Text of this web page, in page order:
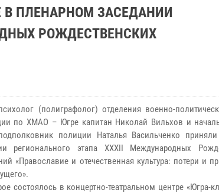
ПЛЕНАРНОМ ЗАСЕДАНИИ
РОЖДЕСТВЕНСКИХ
(полиграфолог) отделения военно-
по ХМАО – Югре капитан Николай Вильхов и
полиции Наталья Васильченко
регионального этапа XXXII Международных
«Православие и отечественная культура: потери и
состоялось в концертно-театральном центре «Югра-